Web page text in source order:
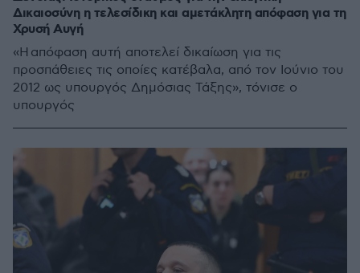
Δικαιοσύνη η τελεσίδικη και αμετάκλητη απόφαση για τη
Χρυσή Αυγή
«Η απόφαση αυτή αποτελεί δικαίωση για τις
προσπάθειες τις οποίες κατέβαλα, από τον Ιούνιο του
2012 ως υπουργός Δημόσιας Τάξης», τόνισε ο
υπουργός